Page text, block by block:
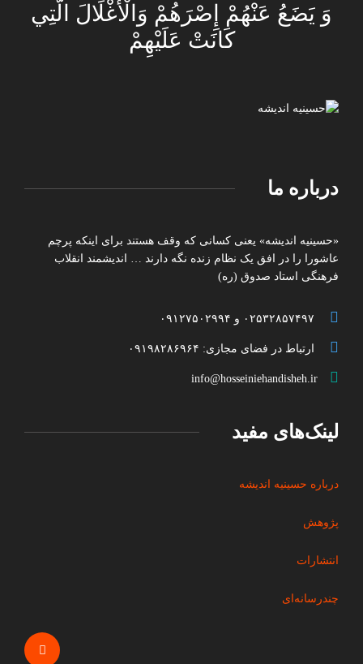
وَ يَضَعُ عَنْهُمْ إِصْرَهُمْ وَالْأَغْلَالَ الَّتِي
كَانَتْ عَلَيْهِمْ
درباره ما
«حسینیه اندیشه» یعنی کسانی که وقف هستند برای اینکه پرچم
عاشورا را در افق یک نظام زنده نگه دارند … اندیشمند انقلاب
فرهنگی استاد صدوق (ره)
ارتباط در فضای مجازی: ۰۹۱۹۸۲۸۶۹۶۴
info@hosseiniehandisheh.ir
لینک‌های مفید
درباره حسینیه اندیشه
پژوهش
انتشارات
چندرسانه‌ای